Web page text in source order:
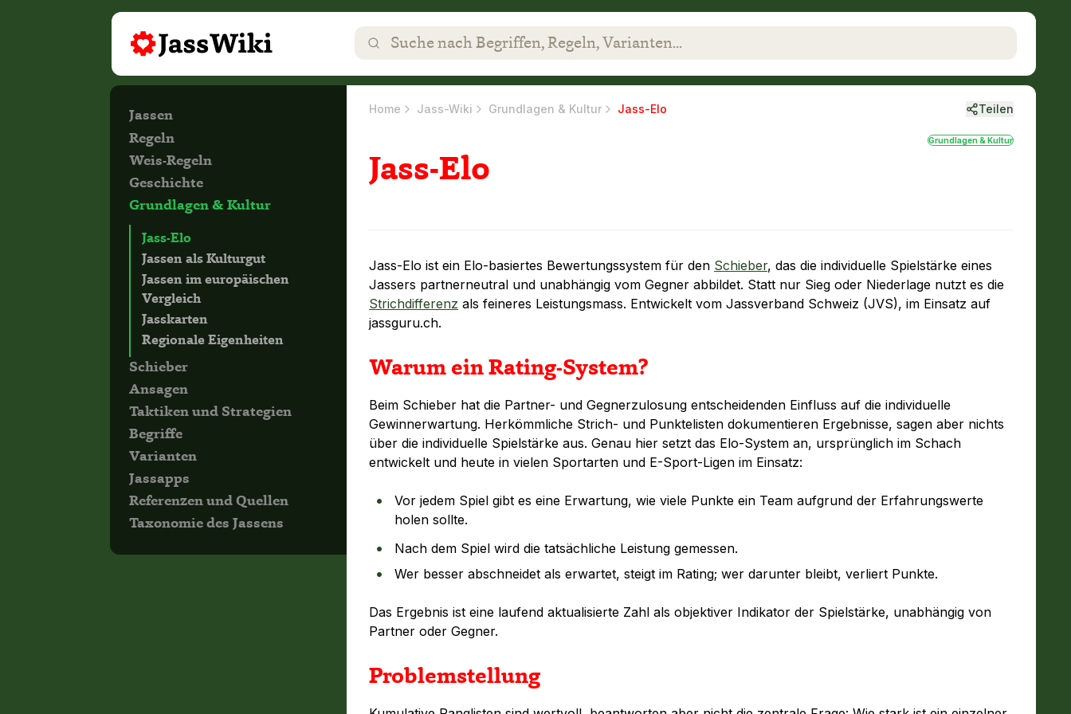
Jassen
Regeln
Weis-Regeln
Geschichte
Grundlagen & Kultur
Jass-Elo
Jassen als Kulturgut
Jassen im europäischen
Vergleich
Jasskarten
Regionale Eigenheiten
Schieber
Ansagen
Taktiken und Strategien
Begriffe
Varianten
Jassapps
Referenzen und Quellen
Taxonomie des Jassens
Home Jass-Wiki Grundlagen & Kultur Jass-Elo Teilen
Grundlagen & Kultur
Jass-Elo
Jass-Elo ist ein Elo-basiertes Bewertungssystem für den Schieber, das die individuelle Spielstärke eines
Jassers partnerneutral und unabhängig vom Gegner abbildet. Statt nur Sieg oder Niederlage nutzt es die
Strichdifferenz als feineres Leistungsmass. Entwickelt vom Jassverband Schweiz (JVS), im Einsatz auf
jassguru.ch.
Warum ein Rating-System?
Beim Schieber hat die Partner- und Gegnerzulosung entscheidenden Einfluss auf die individuelle
Gewinnerwartung. Herkömmliche Strich- und Punktelisten dokumentieren Ergebnisse, sagen aber nichts
über die individuelle Spielstärke aus. Genau hier setzt das Elo-System an, ursprünglich im Schach
entwickelt und heute in vielen Sportarten und E-Sport-Ligen im Einsatz:
Vor jedem Spiel gibt es eine Erwartung, wie viele Punkte ein Team aufgrund der Erfahrungswerte
holen sollte.
Nach dem Spiel wird die tatsächliche Leistung gemessen.
Wer besser abschneidet als erwartet, steigt im Rating; wer darunter bleibt, verliert Punkte.
Das Ergebnis ist eine laufend aktualisierte Zahl als objektiver Indikator der Spielstärke, unabhängig von
Partner oder Gegner.
Problemstellung